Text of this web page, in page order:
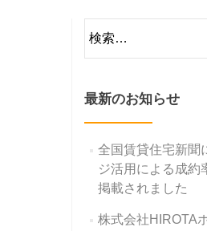
索:
最新のお知らせ
全国賃貸住宅新聞
ジ活用による成約
掲載されました
株式会社HIROTA